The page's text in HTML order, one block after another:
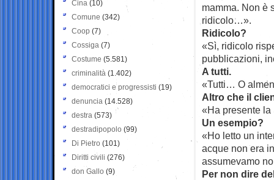
mamma. Non è
ridicolo…».
Ridicolo?
«Sì, ridicolo
pubblicazioni,
A tutti.
«Tutti… O
Altro che il
«Ha presente la
Un esempio?
«Ho letto un
acque non era
assumevamo
Per non dire
Cina (10)
Comune (342)
Coop (7)
Cossiga (7)
Costume (5.581)
criminalità (1.402)
democratici e progressisti (19)
denuncia (14.528)
destra (573)
destradipopolo (99)
Di Pietro (101)
Diritti civili (276)
don Gallo (9)